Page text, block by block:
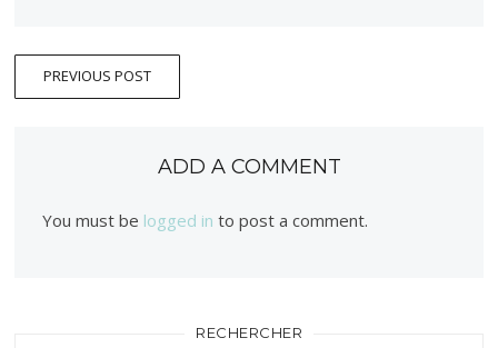
PREVIOUS POST
ADD A COMMENT
You must be logged in to post a comment.
RECHERCHER